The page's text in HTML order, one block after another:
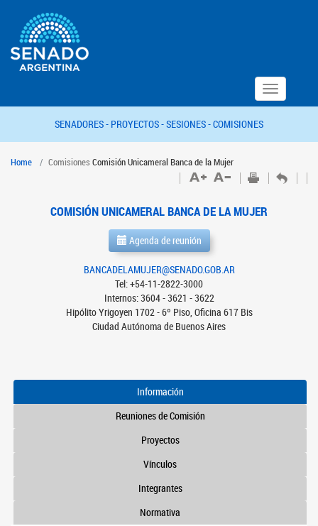
Toggle
navigation
SENADORES - PROYECTOS -SESIONES -COMISIONES
Home Comisiones Comisión Unicameral Banca de la Mujer
COMISIÓN UNICAMERAL BANCA DE LA MUJER
Agenda de reunión
BANCADELAMUJER@SENADO.GOB.AR
Tel: +54-11-2822-3000
Internos: 3604 - 3621 - 3622
Hipólito Yrigoyen 1702 - 6º Piso, Oficina 617 Bis
Ciudad Autónoma de Buenos Aires
Información
Reuniones de Comisión
Proyectos
Vínculos
Integrantes
Normativa